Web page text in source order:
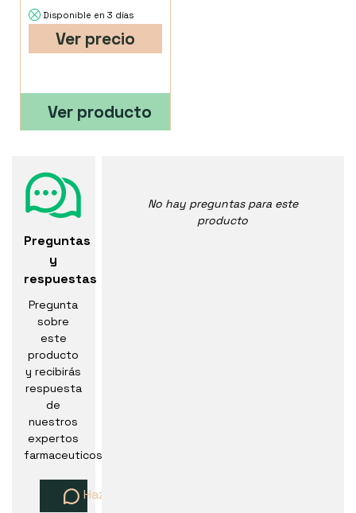
Disponible en 3 días
Ver precio
Ver producto
Preguntas
y
respuestas
Pregunta
sobre
este
producto
y recibirás
respuesta
de
nuestros
expertos
farmaceuticos
Haz una pregunta
No hay preguntas para este
producto